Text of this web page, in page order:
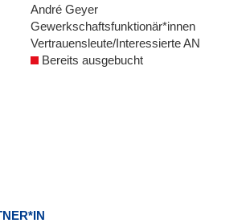
André Geyer
Gewerkschaftsfunktionär*innen
Vertrauensleute/Interessierte AN
Bereits ausgebucht